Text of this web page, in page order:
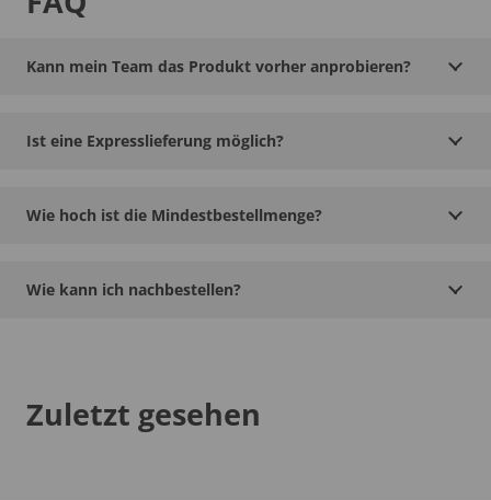
Kann mein Team das Produkt vorher anprobieren?
Ist eine Expresslieferung möglich?
Wie hoch ist die Mindestbestellmenge?
Wie kann ich nachbestellen?
Zuletzt gesehen